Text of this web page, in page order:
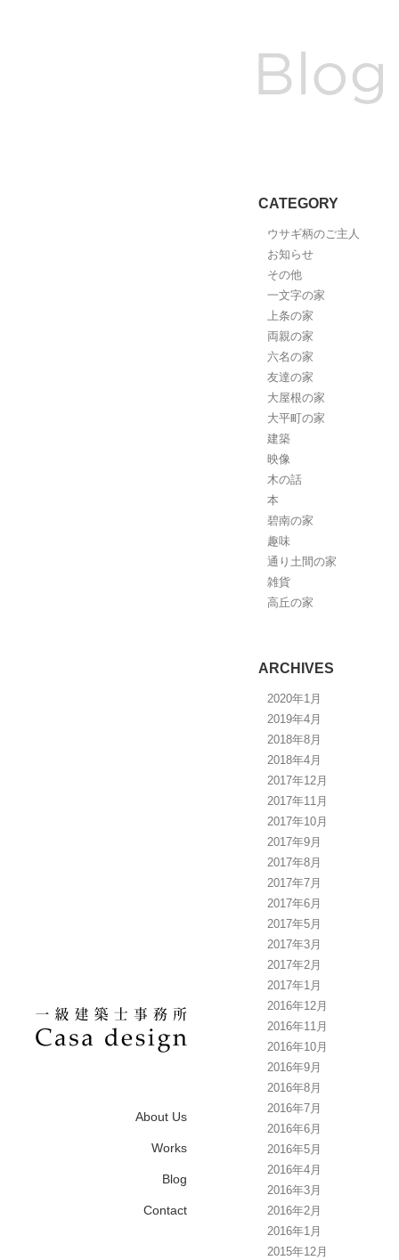
About Us
Works
Blog
Contact
CATEGORY
ウサギ柄のご主人
お知らせ
その他
一文字の家
上条の家
両親の家
六名の家
友達の家
大屋根の家
大平町の家
建築
映像
木の話
本
碧南の家
趣味
通り土間の家
雑貨
高丘の家
ARCHIVES
2020年1月
2019年4月
2018年8月
2018年4月
2017年12月
2017年11月
2017年10月
2017年9月
2017年8月
2017年7月
2017年6月
2017年5月
2017年3月
2017年2月
2017年1月
2016年12月
2016年11月
2016年10月
2016年9月
2016年8月
2016年7月
2016年6月
2016年5月
2016年4月
2016年3月
2016年2月
2016年1月
2015年12月